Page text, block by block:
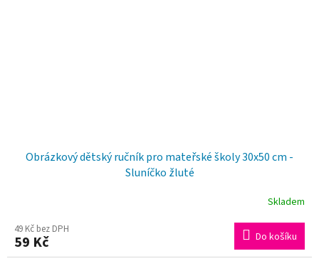
Obrázkový dětský ručník pro mateřské školy 30x50 cm -
Sluníčko žluté
Skladem
49 Kč bez DPH
59 Kč Do košíku